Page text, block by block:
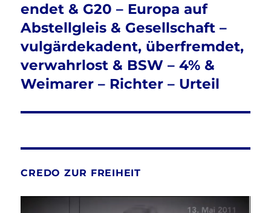
endet & G20 – Europa auf
Abstellgleis & Gesellschaft –
vulgärdekadent, überfremdet,
verwahrlost & BSW – 4% &
Weimarer – Richter – Urteil
CREDO ZUR FREIHEIT